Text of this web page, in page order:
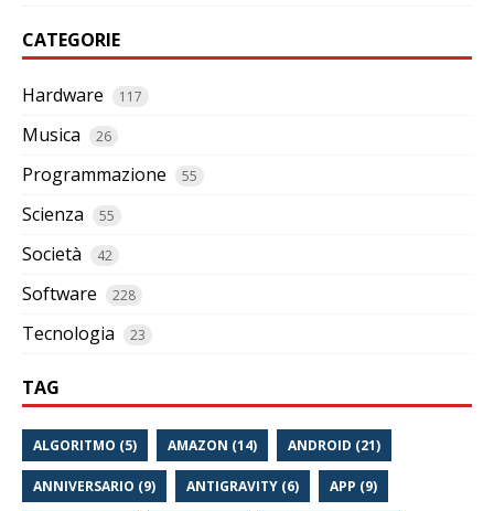
CATEGORIE
Hardware 117
Musica 26
Programmazione 55
Scienza 55
Società 42
Software 228
Tecnologia 23
TAG
ALGORITMO (5) AMAZON (14) ANDROID (21)
ANNIVERSARIO (9) ANTIGRAVITY (6) APP (9)